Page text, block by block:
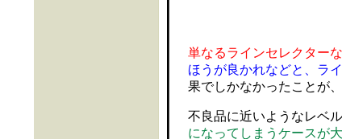
単なるラインセレクター
ほうが良かれなどと、ラ
果でしかなかったことが
不良品に近いようなレベ
になってしまうケースが